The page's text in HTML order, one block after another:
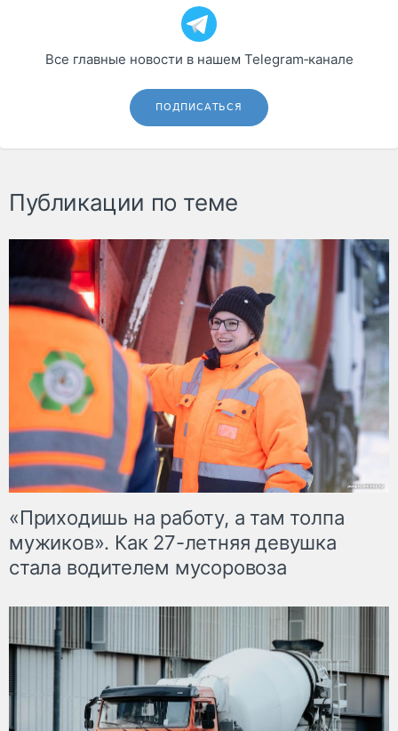
Все главные новости в нашем Telegram‑канале
ПОДПИСАТЬСЯ
Публикации по теме
«Приходишь на работу, а там толпа
мужиков». Как 27-летняя девушка
стала водителем мусоровоза